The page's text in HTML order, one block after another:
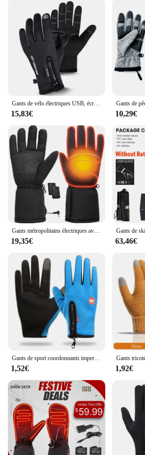
Gants de vélo électriques USB, écran tactile, chaud, antidérapant, métropolitain, hiver, Cycg
15,83€ 10,29€
Gants métropolitains électriques avec version batterie, chauffage rapide, gants de ski, chauffe-mains pour la chasse sur neige, le cyclisme et la conduite, hiver
19,35€ 63,46€
1,52€ 1,92€